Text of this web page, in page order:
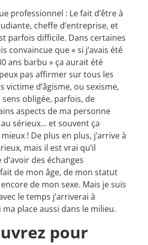
professionnel : Le fait d’être à
cheffe d’entreprise, et
parfois difficile. Dans certaines
convaincue que « si j’avais été
ans barbu » ça aurait été
pas affirmer sur tous les
victime d’âgisme, ou sexisme,
obligée, parfois, de
aspects de ma personne
sérieux… et souvent ça
! De plus en plus, j’arrive à
mais il est vrai qu’il
des échanges
de mon âge, de mon statut
de mon sexe. Mais je suis
le temps j’arriverai à
ma place aussi dans le milieu.
pour